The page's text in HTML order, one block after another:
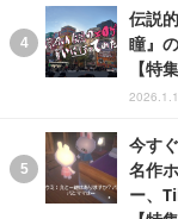
伝説
瞳』
【特
今す
名作
ー、